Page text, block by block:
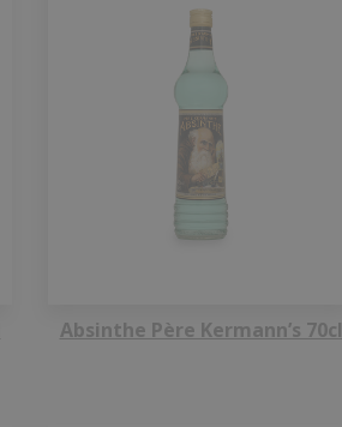
Absinthe Père Kermann’s 70cl